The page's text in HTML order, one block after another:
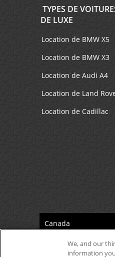
TYPES DE
DE LUXE
Location de BMW X5
Location de BMW X3
Location de Audi A4
Location de Land
Location de Cadillac
We, and our
information